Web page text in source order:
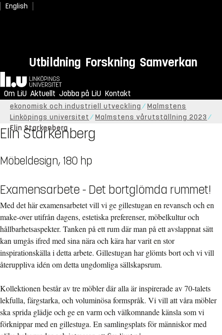
English
Utbildning Forskning Samverkan
Hem
Om LiU Aktuellt Jobba på LiU Kontakt
Start Om LiU Organisation
Institutionen för
ekonomisk och industriell utveckling
Malmstens
Linköpings universitet
Malmstens vårutställning 2023
Elin Starkenberg
Elin Starkenberg
Möbeldesign, 180 hp
Examensarbete - Det bortglömda rummet!
Med det här examensarbetet vill vi ge gillestugan en revansch och en
make-over utifrån dagens, estetiska preferenser, möbelkultur och
hållbarhetsaspekter. Tanken på ett rum där man på ett avslappnat sätt
kan umgås ifred med sina nära och kära har varit en stor
inspirationskälla i detta arbete. Gillestugan har glömts bort och vi vill
återuppliva idén om detta ungdomliga sällskapsrum.
Kollektionen består av tre möbler där alla är inspirerade av 70-talets
lekfulla, färgstarka, och voluminösa formspråk. Vi vill att våra möbler
ska sprida glädje och ge en varm och välkomnande känsla som vi
förknippar med en gillestuga. En samlingsplats för människor med